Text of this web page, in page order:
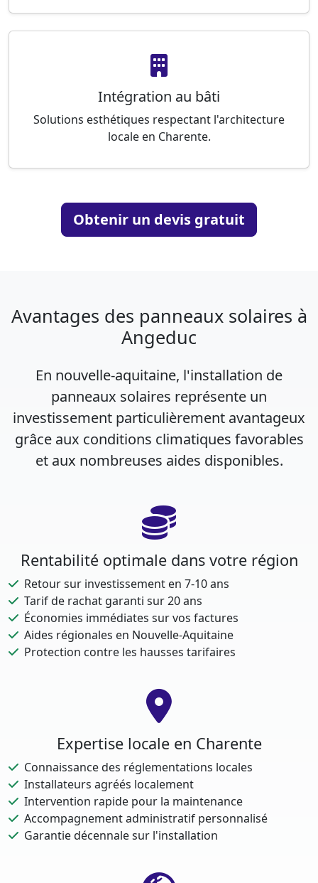
Intégration au bâti
Solutions esthétiques respectant l'architecture
locale en Charente.
Obtenir un devis gratuit
Avantages des panneaux solaires à
Angeduc
En nouvelle-aquitaine, l'installation de
panneaux solaires représente un
investissement particulièrement avantageux
grâce aux conditions climatiques favorables
et aux nombreuses aides disponibles.
Rentabilité optimale dans votre région
Retour sur investissement en 7-10 ans
Tarif de rachat garanti sur 20 ans
Économies immédiates sur vos factures
Aides régionales en Nouvelle-Aquitaine
Protection contre les hausses tarifaires
Expertise locale en Charente
Connaissance des réglementations locales
Installateurs agréés localement
Intervention rapide pour la maintenance
Accompagnement administratif personnalisé
Garantie décennale sur l'installation